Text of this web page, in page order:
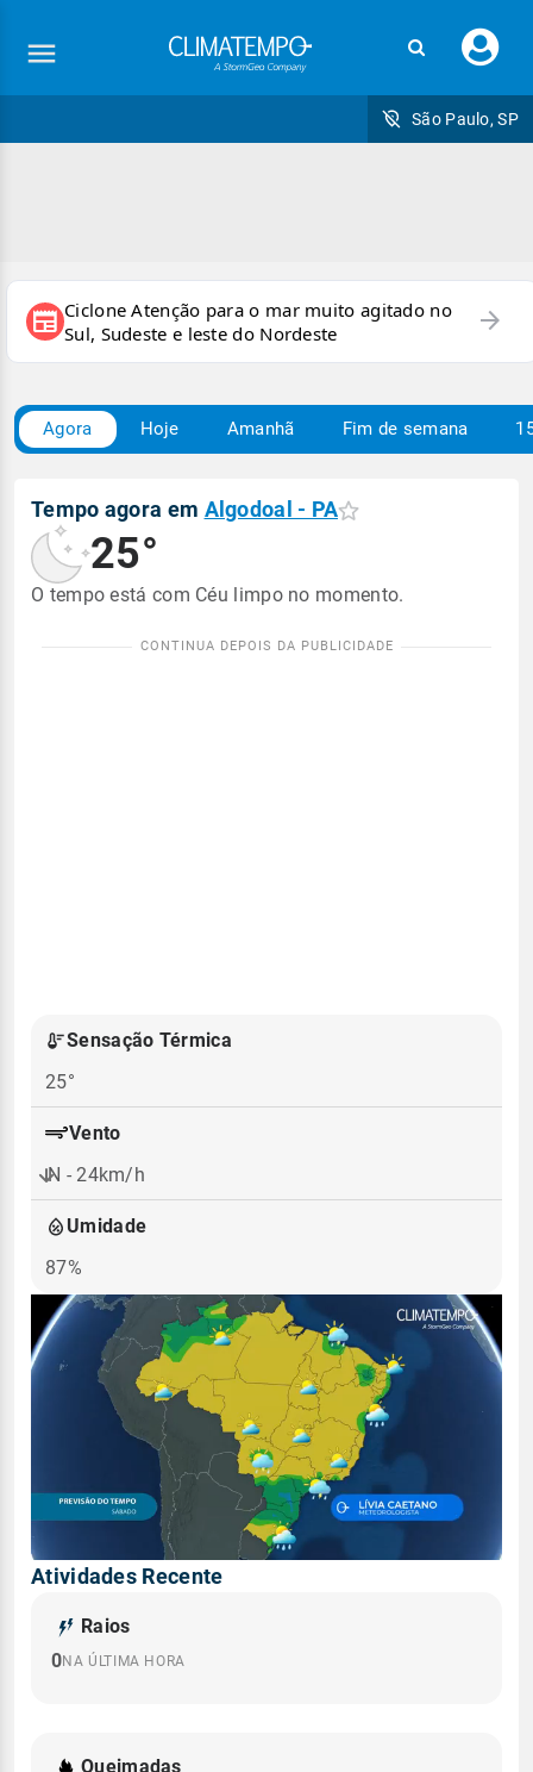
seu
São Paulo, SP
newspaper Ciclone Atenção para o mar muito agitado no
Sul, Sudeste e leste do Nordeste
arrow_forward
Agora Hoje Amanhã Fim de semana
Tempo agora em Algodoal - PA
25°
O tempo está com Céu limpo no momento.
Sensação Térmica
25°
Vento
N - 24km/h
Umidade
87%
Atividades Recente
Raios
0NA ÚLTIMA HORA
Queimadas